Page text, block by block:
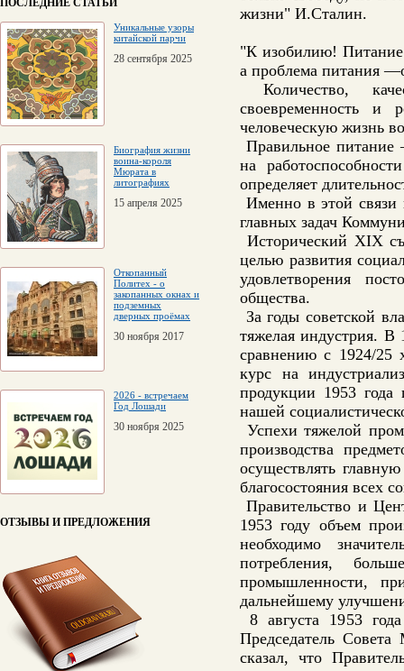
ПОСЛЕДНИЕ СТАТЬИ
Уникальные узоры
китайской парчи
28 сентября 2025
Биография жизни
воина-короля
Мюрата в
литографиях
15 апреля 2025
Откопанный
Политех - о
закопанных окнах и
подземных
дверных проёмах
30 ноября 2017
2026 - встречаем
Год Лошади
30 ноября 2025
ОТЗЫВЫ И ПРЕДЛОЖЕНИЯ
жизни" И.Сталин.
"К изобилию! Питание
а проблема питания
Количество,
своевременность
человеческую жизнь
Правильное питание
на
определяет
Именно в этой связи
главных задач
Исторический ХIХ
целью развития
удовлетворения
общества.
За годы советской
тяжелая индустрия.
сравнению с 1924/25
курс на
продукции 1953
нашей
Успехи тяжелой
производства
осуществлять
благосостояния всех
Правительство и
1953 году объем
необходимо
потребления,
промышленности,
дальнейшему
8 августа 1953
Председатель
сказал, что